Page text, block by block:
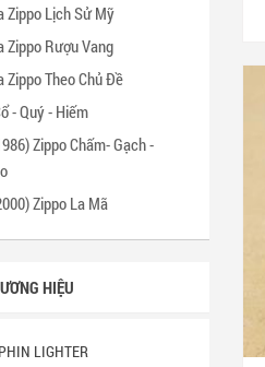
Zippo Lịch Sử Mỹ
Zippo Rượu Vang
Zippo Theo Chủ Đề
- Quý - Hiếm
Zippo Chấm- Gạch -
Zippo La Mã
HIỆU
LIGHTER